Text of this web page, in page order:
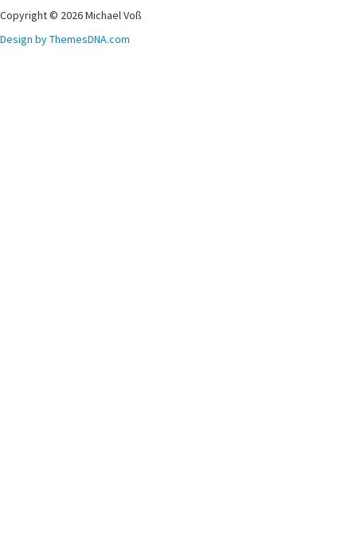
Copyright © 2026 Michael Voß
Design by ThemesDNA.com